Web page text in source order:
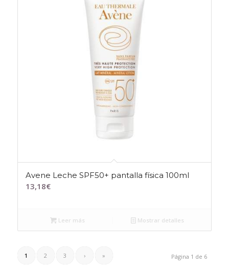
Avene Leche SPF50+ pantalla física 100ml
13,18€
Leer más Mostrar detalles
Página 1 de 6
1 2 3 › »